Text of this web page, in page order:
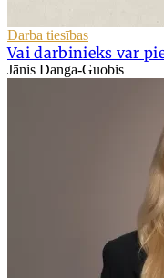
Darba tiesības
Vai darbinieks var
Jānis Danga-Guobis